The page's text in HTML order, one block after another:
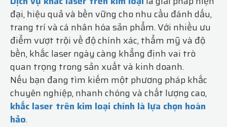
đại, hiệu quả và bền vững cho nhu cầu đánh dấu,
trang trí và cá nhân hóa sản phẩm. Với nhiều ưu
điểm vượt trội về độ chính xác, thẩm mỹ và độ
bền, khắc laser ngày càng khẳng định vai trò
quan trọng trong sản xuất và kinh doanh.
Nếu bạn đang tìm kiếm một phương pháp khắc
chuyên nghiệp, nhanh chóng và chất lượng cao,
khắc laser trên kim loại chính là lựa chọn hoàn
hảo.